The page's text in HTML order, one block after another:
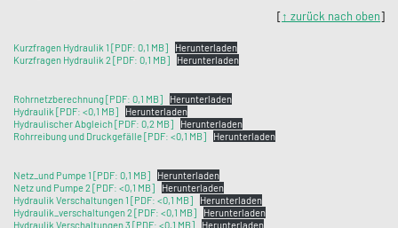
[↑ zurück nach oben]
Kurzfragen Hydraulik 1 [PDF: 0,1 MB]
Herunterladen
Kurzfragen Hydraulik 2 [PDF: 0,1 MB]
Herunterladen
Rohrnetzberechnung [PDF: 0,1 MB]
Herunterladen
Hydraulik [PDF: <0,1 MB]
Herunterladen
Hydraulischer Abgleich [PDF: 0,2 MB]
Herunterladen
Rohrreibung und Druckgefälle [PDF: <0,1 MB]
Herunterladen
Netz_und Pumpe 1 [PDF: 0,1 MB]
Herunterladen
Netz und Pumpe 2 [PDF: <0,1 MB]
Herunterladen
Hydraulik Verschaltungen 1 [PDF: <0,1 MB]
Herunterladen
Hydraulik_verschaltungen 2 [PDF: <0,1 MB]
Herunterladen
Hydraulik Verschaltungen 3 [PDF: <0,1 MB]
Herunterladen